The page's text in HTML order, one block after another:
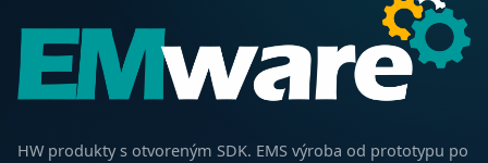
HW produkty s otvoreným SDK. EMS výroba od prototypu po